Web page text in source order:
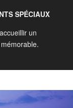
SPÉCIAUX
un